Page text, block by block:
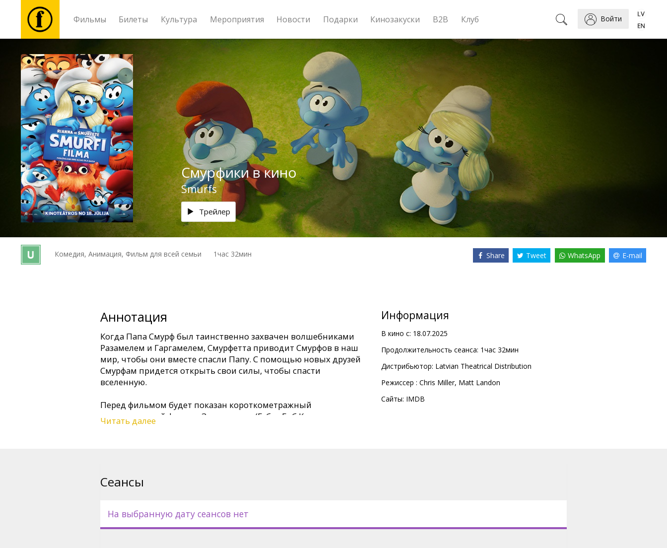
Фильмы Билеты Культура Мероприятия Новости Подарки Кинозакуски B2B Клуб Войти
Фильмы
Билеты
Культура
Мероприятия
Новости
Подарки
B2B
Смурфики в кино
Smurfs
Трейлер
Комедия, Анимация, Фильм для всей семьи 1час 32мин Share Tweet WhatsApp E-mail
Аннотация
Когда Папа Смурф был таинственно захвачен волшебниками
Разамелем и Гаргамелем, Смурфетта приводит Смурфов в наш
мир, чтобы они вместе спасли Папу. С помощью новых друзей
Смурфам придется открыть свои силы, чтобы спасти
вселенную.
Перед фильмом будет показан короткометражный
анимационный фильм «Заказ готов» (Губка Боб Квадратные
Штаны).
- на английском языке с субтитрами на латышском языке.
Читать далее
Информация
В кино с: 18.07.2025
Продолжительность сеанса: 1час 32мин
Дистрибьютор: Latvian Theatrical Distribution
Pежиссер : Chris Miller, Matt Landon
Сайты: IMDB
Сеансы
На выбранную дату сеансов нет